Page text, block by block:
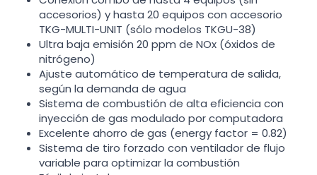
accesorios) y hasta 20 equipos con accesorio
TKG-MULTI-UNIT (sólo modelos TKGU-38)
Ultra baja emisión 20 ppm de NOx (óxidos de
nitrógeno)
Ajuste automático de temperatura de salida,
según la demanda de agua
Sistema de combustión de alta eficiencia con
inyección de gas modulado por computadora
Excelente ahorro de gas (energy factor = 0.82)
Sistema de tiro forzado con ventilador de flujo
variable para optimizar la combustión